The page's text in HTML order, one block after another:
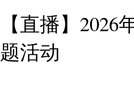
体系，促进开放
展，“安全”不可忽
【直播】
题活动